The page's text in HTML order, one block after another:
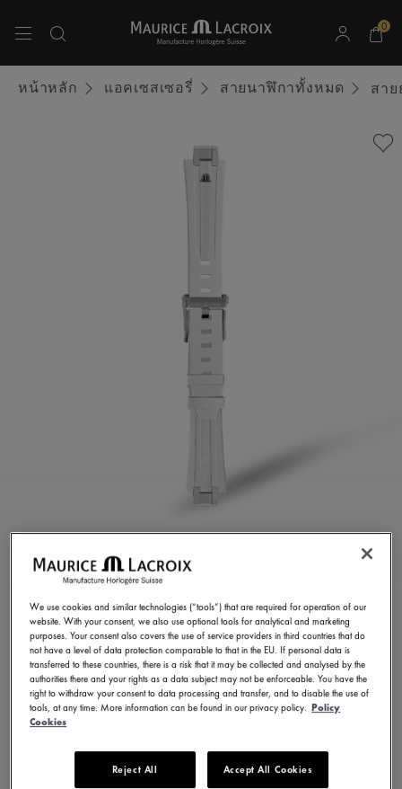
0
หน้าหลัก แอคเซสเซอรี่ สายนาฬิกาทั้งหมด สาย
สายยางสีเทาอ่อน
ML822-005018
8.600,00 ฿ รวมภาษีมูลค่าเพิ่ม (VAT)
ติดต่อเรา
มีให้เลือก 23 รูปแบบ
We use cookies and similar technologies (“tools”) that are required for operation of our
website. With your consent, we also use optional tools for analytical and marketing
purposes. Your consent also covers the use of service providers in third countries that do
not have a level of data protection comparable to that in the EU. If personal data is
transferred to these countries, there is a risk that it may be collected and analysed by the
authorities there and your rights as a data subject may not be enforceable. You have the
right to withdraw your consent to data processing and transfer, and to disable the use of
tools, at any time. More information can be found in our privacy policy. Policy
Cookies
Reject All Accept All Cookies